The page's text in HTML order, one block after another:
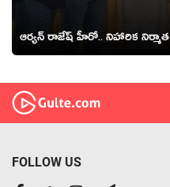
ఆర్యన్ రాజేష్ హీరో.. నిహారిక నిర్మాత
FOLLOW US